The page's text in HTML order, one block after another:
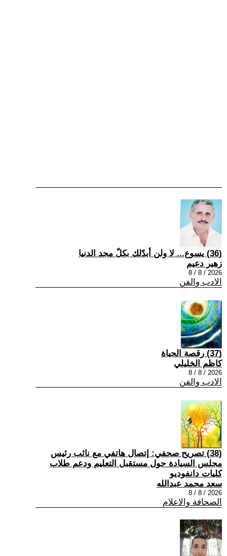
(36) يسوع... لا ولن أبدّلك بكلّ مجد الدنيا
زهير دعيم
2026 / 8 / 8
الادب والفن
(37) رقصة الحياة
كاظم الخليلي
2026 / 8 / 8
الادب والفن
(38) تصريح صحفي: إتصال هاتفي مع نائب رئيس
مجلس السيادة حول مستقبل التعليم ودعم طلاب
كليات دانفوديو
سعد محمد عبدالله
2026 / 8 / 8
الصحافة والاعلام